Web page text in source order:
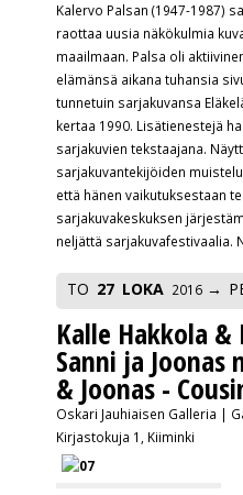
Kalervo Palsan (1947-1987)
raottaa uusia näkökulmia
maailmaan. Palsa oli
elämänsä aikana tuhansia
tunnetuin sarjakuvansa
kertaa 1990. Lisätienestejä
sarjakuvien tekstaajana.
sarjakuvantekijöiden
että hänen vaikutuksestaan
sarjakuvakeskuksen
neljättä sarjakuvafestivaalia.
TO 27 LOKA 2016
Kalle Hakkola
Sanni ja
& Joonas -
Oskari Jauhiaisen Galleria |
Kirjastokuja 1, Kiiminki